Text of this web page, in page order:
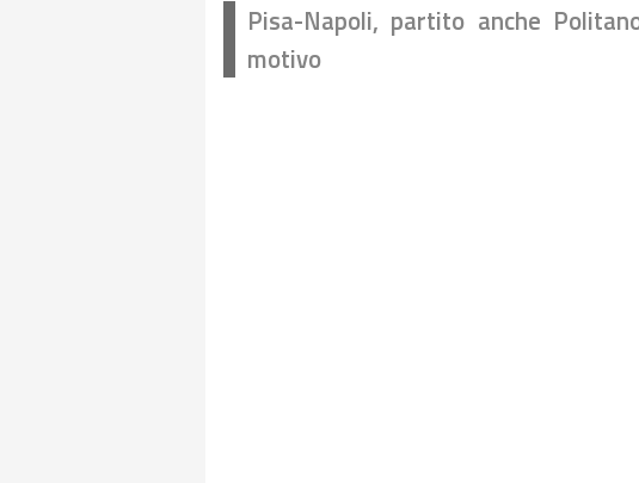
Pisa-Napoli, partito anche
motivo